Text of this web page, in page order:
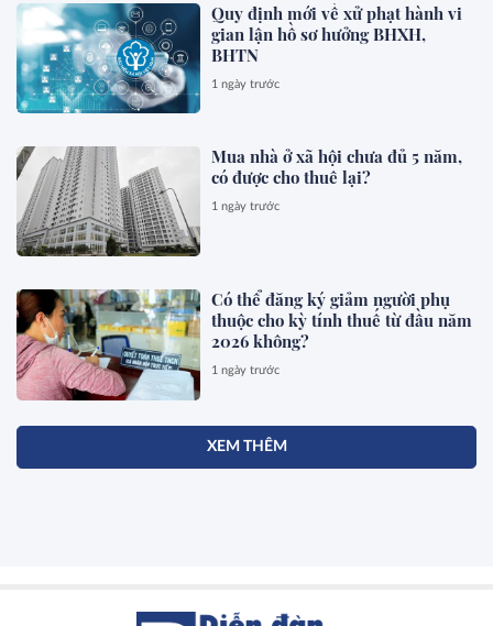
Quy định mới về xử phạt hành vi
gian lận hồ sơ hưởng BHXH,
BHTN
1 ngày trước
Mua nhà ở xã hội chưa đủ 5 năm,
có được cho thuê lại?
1 ngày trước
Có thể đăng ký giảm người phụ
thuộc cho kỳ tính thuế từ đầu năm
2026 không?
1 ngày trước
XEM THÊM